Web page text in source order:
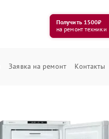
Получить 1500₽
на ремонт техники
Заявка на ремонт Контакты